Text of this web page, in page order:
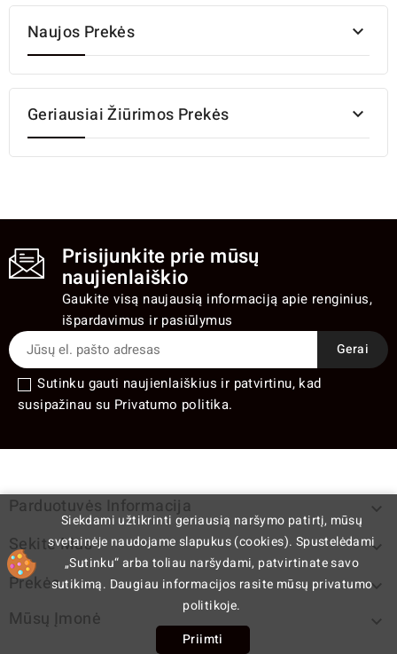
Naujos Prekės 
Geriausiai Žiūrimos Prekės 
Prisijunkite prie mūsų
naujienlaiškio
Gaukite visą naujausią informaciją apie renginius,
išpardavimus ir pasiūlymus
Sutinku gauti naujienlaiškius ir patvirtinu, kad
susipažinau su Privatumo politika.
Parduotuvės Informacija 
Sekite Mus 
Prekės 
Mūsų Įmonė 
Siekdami užtikrinti geriausią naršymo patirtį, mūsų
svetainėje naudojame slapukus (cookies). Spustelėdami
„Sutinku“ arba toliau naršydami, patvirtinate savo
sutikimą. Daugiau informacijos rasite mūsų privatumo
politikoje.
Priimti